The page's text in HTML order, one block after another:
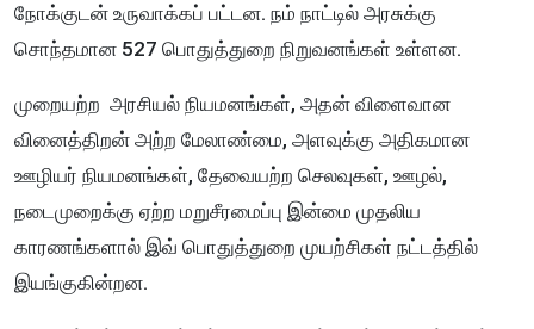
நோக்குடன் உருவாக்கப் பட்டன. நம் நாட்டில் அரசுக்கு
சொந்தமான 527 பொதுத்துறை நிறுவனங்கள் உள்ளன.
முறையற்ற அரசியல் நியமனங்கள், அதன் விளைவான
வினைத்திறன் அற்ற மேலாண்மை, அளவுக்கு அதிகமான
ஊழியர் நியமனங்கள், தேவையற்ற செலவுகள், ஊழல்,
நடைமுறைக்கு ஏற்ற மறுசீரமைப்பு இன்மை முதலிய
காரணங்களால் இவ் பொதுத்துறை முயற்சிகள் நட்டத்தில்
இயங்குகின்றன.